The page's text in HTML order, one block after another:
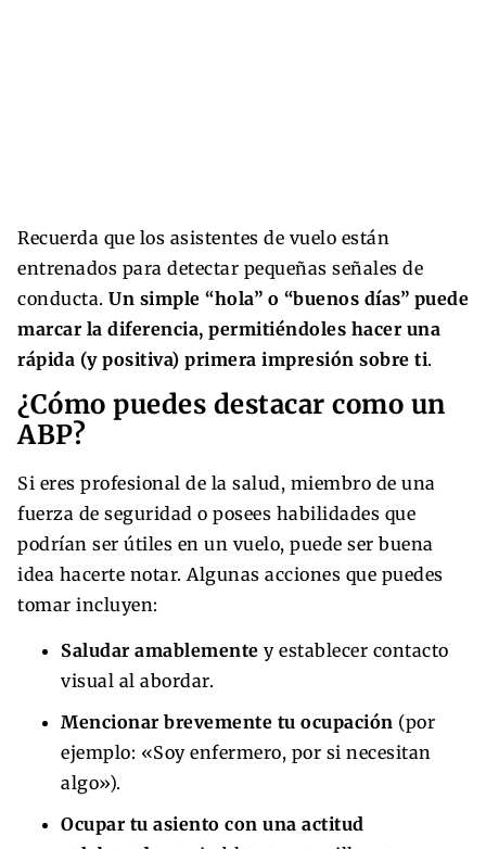
Recuerda que los asistentes de vuelo están
entrenados para detectar pequeñas señales de
conducta. Un simple “hola” o “buenos días” puede
marcar la diferencia, permitiéndoles hacer una
rápida (y positiva) primera impresión sobre ti.
¿Cómo puedes destacar como un
ABP?
Si eres profesional de la salud, miembro de una
fuerza de seguridad o posees habilidades que
podrían ser útiles en un vuelo, puede ser buena
idea hacerte notar. Algunas acciones que puedes
tomar incluyen:
Saludar amablemente y establecer contacto
visual al abordar.
Mencionar brevemente tu ocupación (por
ejemplo: «Soy enfermero, por si necesitan
algo»).
Ocupar tu asiento con una actitud